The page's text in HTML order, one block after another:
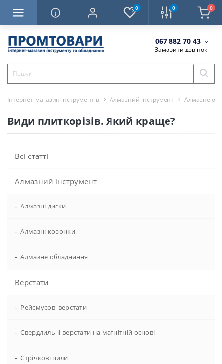
0 0 0
067 882 70 43
Замовити дзвінок
Інтернет-магазин інструментів Алмазний інструмент Алмазне
Види плиткорізів. Який краще?
Всі статті
Алмазний інструмент
- Алмазні диски
- Алмазні коронки
- Алмазне обладнання
Верстати
- Рейсмусові верстати
- Свердлильні верстати на магнітній основі
- Стрічкові пили